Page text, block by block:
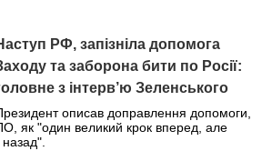
РФ, запізніла допомога
та заборона бити по Росії:
з інтерв’ю Зеленського
описав доправлення допомоги,
як "один великий крок вперед, але